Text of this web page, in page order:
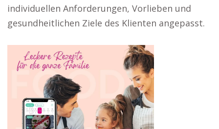
individuellen Anforderungen, Vorlieben und
gesundheitlichen Ziele des Klienten angepasst.